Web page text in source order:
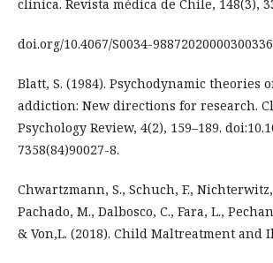
clínica. Revista médica de Chile, 148(3),
doi.org/10.4067/S0034-
Blatt, S. (1984). Psychodynamic theories
addiction: New directions for research.
Psychology Review, 4(2), 159–189.
7358(84)90027-8.
Chwartzmann, S., Schuch, F., Nichterwitz,
Pachado, M., Dalbosco, C., Fara, L.,
& Von,L. (2018). Child Maltreatment and